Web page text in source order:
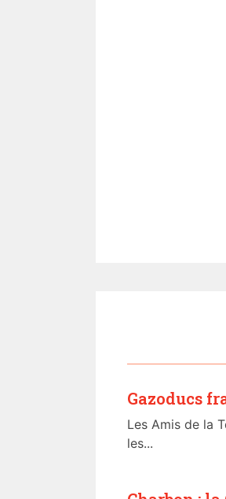
Gazoducs
Les Amis de la
les...